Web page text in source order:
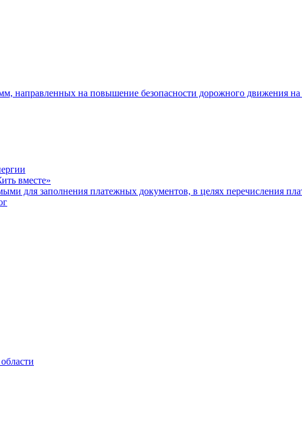
направленных на повышение безопасности дорожного движения на
вместе»
для заполнения платежных документов, в целях перечисления